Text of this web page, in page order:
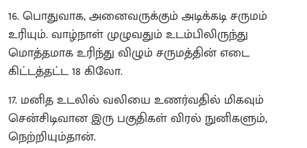
16. பொதுவாக, அனைவருக்கும் அடிக்கடி சருமம்
உரியும். வாழ்நாள் முழுவதும் உடம்பிலிருந்து
மொத்தமாக உரிந்து விழும் சருமத்தின் எடை
கிட்டத்தட்ட 18 கிலோ.
17. மனித உடலில் வலியை உணர்வதில் மிகவும்
சென்சிடிவான இரு பகுதிகள் விரல் நுனிகளும்,
நெற்றியும்தான்.